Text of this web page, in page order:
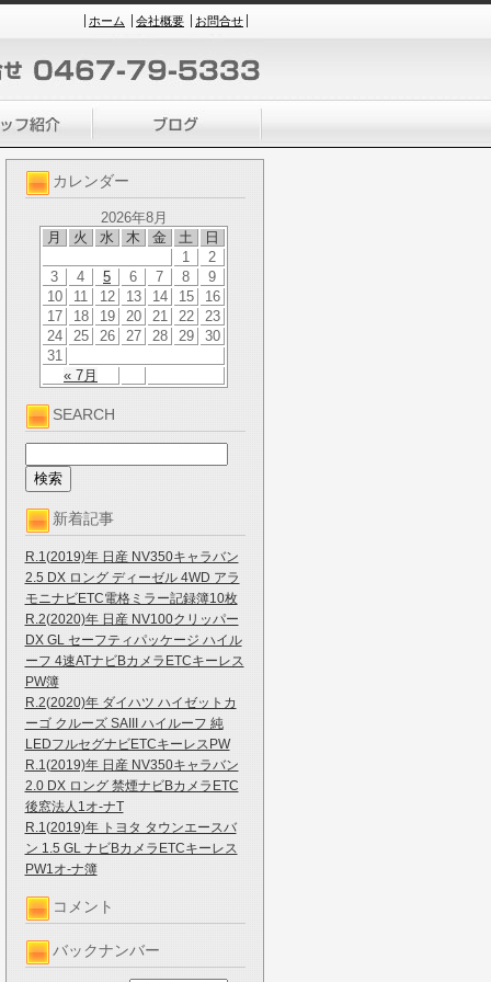
ホーム 会社概要 お問合せ
カレンダー
2026年8月
月
火 水 木 金 土 日
« 7月
1
2
3
4 5 6 7 8
9
10
11 12 13 14 15
16
17
18 19 20 21 22
23
24
25 26 27 28 29
30
31
SEARCH
新着記事
R.1(2019)年 日産 NV350キャラバン
2.5 DX ロング ディーゼル 4WD アラ
モニナビETC電格ミラー記録簿10枚
R.2(2020)年 日産 NV100クリッパー
DX GL セーフティパッケージ ハイル
ーフ 4速ATナビBカメラETCキーレス
PW簿
R.2(2020)年 ダイハツ ハイゼットカ
ーゴ クルーズ SAIII ハイルーフ 純
LEDフルセグナビETCキーレスPW
R.1(2019)年 日産 NV350キャラバン
2.0 DX ロング 禁煙ナビBカメラETC
後窓法人1オ-ナT
R.1(2019)年 トヨタ タウンエースバ
ン 1.5 GL ナビBカメラETCキーレス
PW1オ-ナ簿
コメント
バックナンバー